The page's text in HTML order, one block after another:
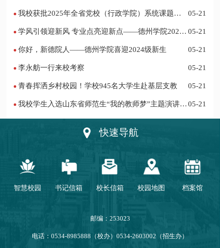
我校获批2025年全省党校（行政学院）系统课题立
05-21
学风引领迎新风 专业点亮迎新点——德州学院2024
05-21
你好，新德院人——德州学院喜迎2024级新生 05-21
李永舫一行来校考察 05-21
青春挥洒乡村校园！学校945名大学生赴基层支教 05-21
我校学生入选山东省师范生“我的教师梦”主题演讲活
05-21
快速导航
智慧校园 书记信箱 校长信箱 校园地图 档案馆
邮编：253023
电话：0534-8985888（校办）0534-2603002（招生办）